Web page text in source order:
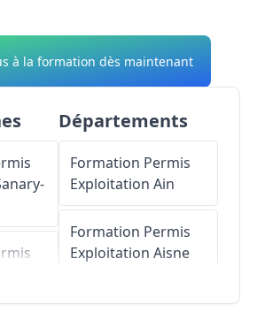
à la formation dès maintenant
Départements
Formation Permis
Exploitation Ain
Formation Permis
Exploitation Aisne
Formation Permis